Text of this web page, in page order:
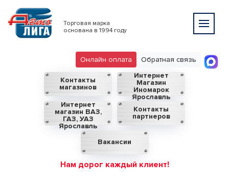
Торговая марка
основана в 1994 году
Обратная связь
Онлайн оплата
Контакты
магазинов
Интернет
Магазин
Иномарок
Ярославль
Интернет
магазин ВАЗ,
ГАЗ, УАЗ
Ярославль
Контакты
партнеров
Вакансии
Нам дорог каждый клиент!